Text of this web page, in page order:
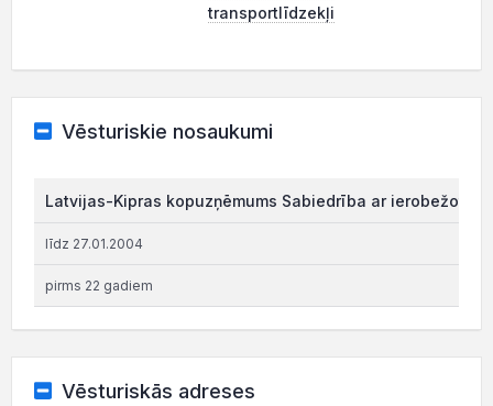
transportlīdzekļi
Vēsturiskie nosaukumi
Latvijas-Kipras kopuzņēmums Sabiedrība ar ierobežotu
līdz 27.01.2004
pirms 22 gadiem
Vēsturiskās adreses